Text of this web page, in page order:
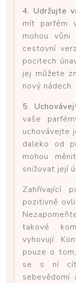
4. Udržujte
mít parfém
mohou
cestovní
pocitech
jej můžete
nový nádech.
5.
vaše
uchovávejte
daleko od
mohou
snižovat její
Zahřívající
pozitivně
takové
vyhovují.
pouze o
se s ní
sebevědomí